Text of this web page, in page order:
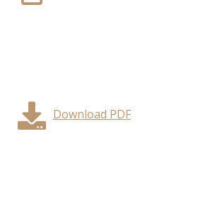
Download PDF